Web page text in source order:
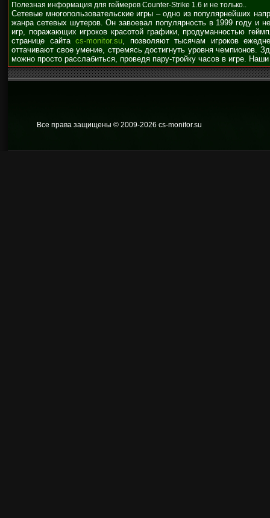
Полезная информация для геймеров Counter-Strike 1.6 и не только..
Сетевые многопользовательские игры – одно из популярнейших
жанра сетевых шутеров. Он завоевал популярность в 1999 году и
игр, поражающих игроков красотой графики, продуманностью
странице сайта cs-monitor.su, позволяют тысячам игроков
оттачивают свое умение, стремясь достигнуть уровня чемпионов.
можно просто расслабиться, проведя пару-тройку часов в игре.
Все права защищены © 2009-2026 cs-monitor.su